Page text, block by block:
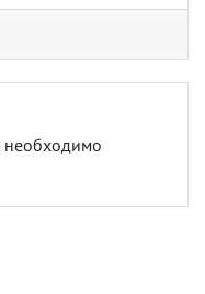
необходимо